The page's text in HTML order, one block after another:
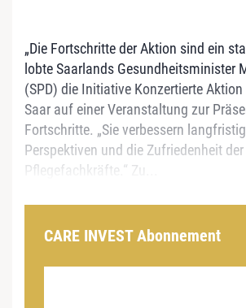
„Die Fortschritte der Aktion sind ein
lobte Saarlands Gesundheitsminister
(SPD) die Initiative Konzertierte
Saar auf einer Veranstaltung zur
Fortschritte. „Sie verbessern
Perspektiven und die Zufriedenheit der
Pflegefachkräfte.“ Zu...
CARE INVEST Abonnement